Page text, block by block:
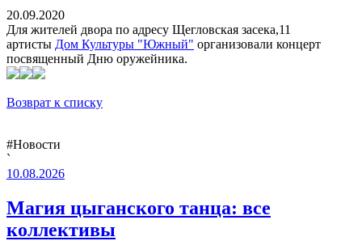
20.09.2020
Для жителей двора по адресу Щегловская засека,11
артисты Дом Культуры "Южный" организовали концерт
посвященный Дню оружейника.
Возврат к списку
#Новости
`
10.08.2026
Магия цыганского танца: все
коллективы